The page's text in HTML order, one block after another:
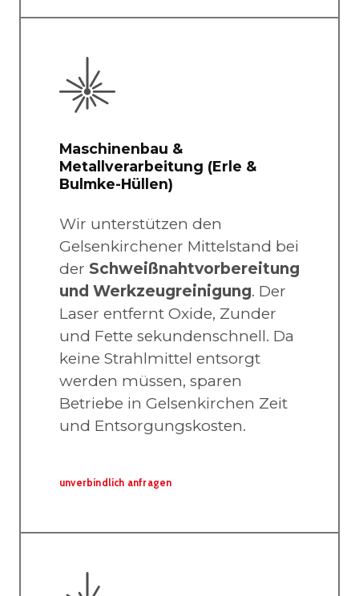
Maschinenbau &
Metallverarbeitung (Erle &
Bulmke-Hüllen)
Wir unterstützen den
Gelsenkirchener Mittelstand bei
der Schweißnahtvorbereitung
und Werkzeugreinigung. Der
Laser entfernt Oxide, Zunder
und Fette sekundenschnell. Da
keine Strahlmittel entsorgt
werden müssen, sparen
Betriebe in Gelsenkirchen Zeit
und Entsorgungskosten.
unverbindlich anfragen